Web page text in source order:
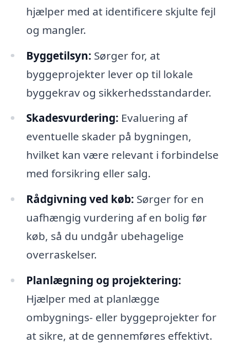
hjælper med at identificere skjulte fejl
og mangler.
Byggetilsyn: Sørger for, at
byggeprojekter lever op til lokale
byggekrav og sikkerhedsstandarder.
Skadesvurdering: Evaluering af
eventuelle skader på bygningen,
hvilket kan være relevant i forbindelse
med forsikring eller salg.
Rådgivning ved køb: Sørger for en
uafhængig vurdering af en bolig før
køb, så du undgår ubehagelige
overraskelser.
Planlægning og projektering:
Hjælper med at planlægge
ombygnings- eller byggeprojekter for
at sikre, at de gennemføres effektivt.